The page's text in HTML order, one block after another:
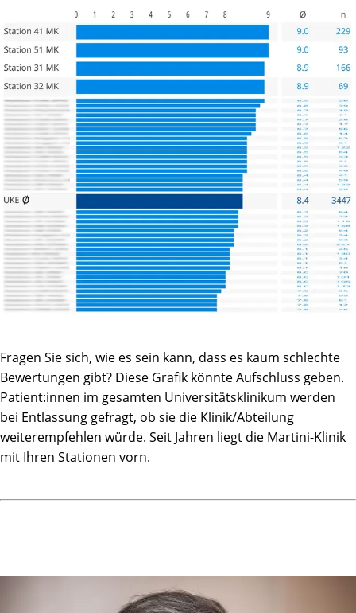
Fragen Sie sich, wie es sein kann, dass es kaum schlechte
Bewertungen gibt? Diese Grafik könnte Aufschluss geben.
Patient:innen im gesamten Universitätsklinikum werden
bei Entlassung gefragt, ob sie die Klinik/Abteilung
weiterempfehlen würde. Seit Jahren liegt die Martini-Klinik
mit Ihren Stationen vorn.